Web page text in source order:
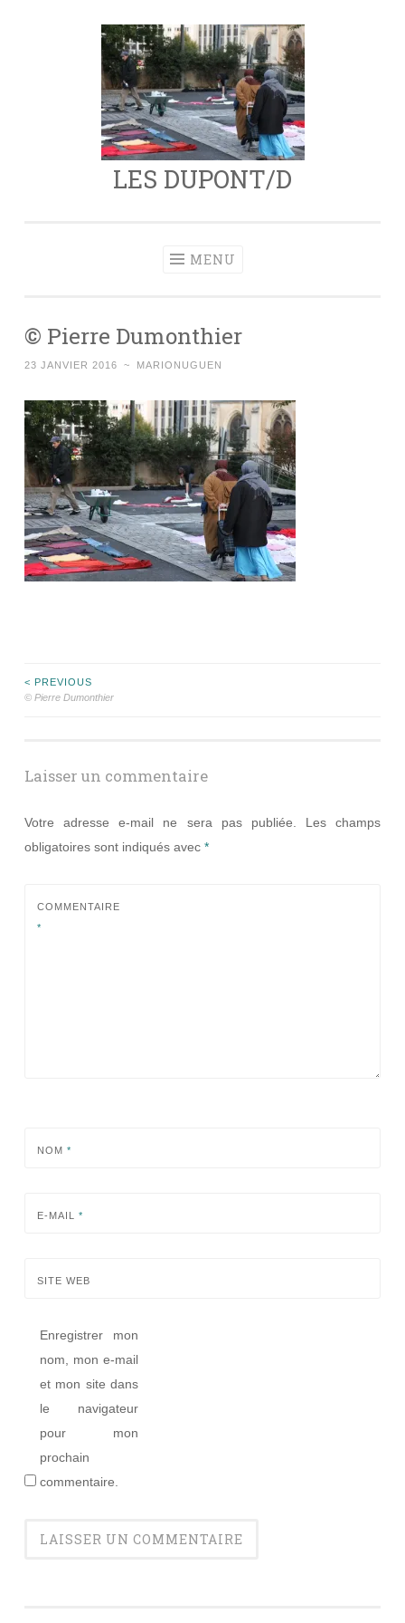
LES DUPONT/D
MENU
© Pierre Dumonthier
23 JANVIER 2016 ~ MARIONUGUEN
Navigation
articles
< PREVIOUS
© Pierre Dumonthier
Laisser un commentaire
Votre adresse e-mail ne sera pas publiée.
Les champs
obligatoires sont indiqués avec *
COMMENTAIRE
*
NOM *
E-MAIL *
SITE WEB
Enregistrer mon
nom, mon e-mail
et mon site dans
le navigateur
pour mon
prochain
commentaire.